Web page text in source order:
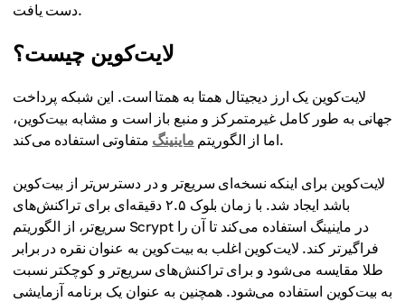
دست یافت.
لایت‌کوین چیست؟
لایت‌کوین یک ارز دیجیتال همتا به همتا است. این شبکه پرداخت
جهانی به طور کامل غیرمتمرکز و منبع باز است و مشابه بیت‌کوین،
اما از الگوریتم ماینینگ متفاوتی استفاده می‌کند.
لایت‌کوین برای اینکه نسخه‌ای سریع‌تر و در دسترس‌تر از بیت‌کوین
باشد ایجاد شد. با زمان بلوک ۲.۵ دقیقه‌ای برای تراکنش‌های
سریع‌تر، از الگوریتم Scrypt در ماینینگ استفاده می‌کند تا آن را
فراگیرتر کند. لایت‌کوین اغلب به بیت‌کوین به عنوان نقره در برابر
طلا مقایسه می‌شود و برای تراکنش‌های سریع‌تر و کوچکتر نسبت
به بیت‌کوین استفاده می‌شود. همچنین به عنوان یک برنامه آزمایشی